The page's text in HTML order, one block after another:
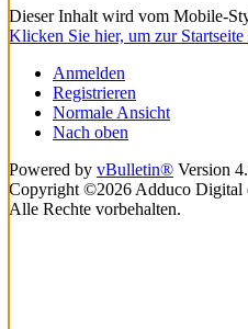
Dieser Inhalt wird vom Mobile-
Klicken Sie hier, um zur Startseite
Anmelden
Registrieren
Normale Ansicht
Nach oben
Powered by vBulletin® Version
Copyright ©2026 Adduco Digital
Alle Rechte vorbehalten.